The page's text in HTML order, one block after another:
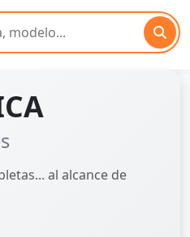
al alcance de